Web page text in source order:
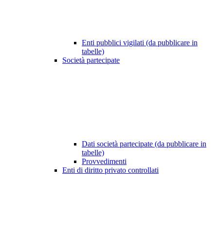
Enti pubblici vigilati (da pubblicare in
tabelle)
Società partecipate
Dati società partecipate (da pubblicare in
tabelle)
Provvedimenti
Enti di diritto privato controllati